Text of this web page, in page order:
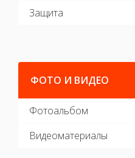
Защита
ФОТО И ВИДЕО
Фотоальбом
Видеоматериалы